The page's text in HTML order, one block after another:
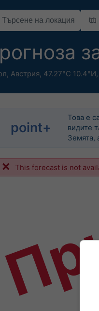
, Австрия, 47.27°С 10.4°И,
point+
Това е
видите
Земята,
This forecast is not